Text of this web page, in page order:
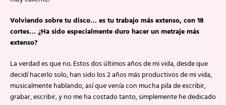
Volviendo sobre tu disco… es tu trabajo más extenso, con 18
cortes… ¿Ha sido especialmente duro hacer un metraje más
extenso?
La verdad es que no. Estos dos últimos años de mi vida, desde que
decidí hacerlo solo, han sido los 2 años más productivos de mi vida,
musicalmente hablando, así que venía con mucha pila de escribir,
grabar, escribir, y no me ha costado tanto, simplemente he dedicado